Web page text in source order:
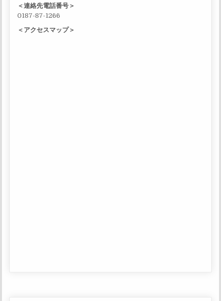
＜連絡先電話番号＞
0187-87-1266
＜アクセスマップ＞